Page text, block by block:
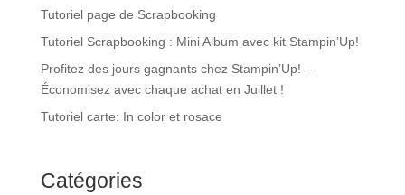
Tutoriel page de Scrapbooking
Tutoriel Scrapbooking : Mini Album avec kit Stampin’Up!
Profitez des jours gagnants chez Stampin’Up! –
Économisez avec chaque achat en Juillet !
Tutoriel carte: In color et rosace
Catégories